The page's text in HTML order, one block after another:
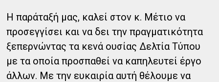
Η παράταξή μας, καλεί στον κ. Μέτιο να
προσεγγίσει και να δει την πραγματικότητα
ξεπερνώντας τα κενά ουσίας Δελτία Τύπου
με τα οποία προσπαθεί να καπηλευτεί έργο
άλλων. Με την ευκαιρία αυτή θέλουμε να